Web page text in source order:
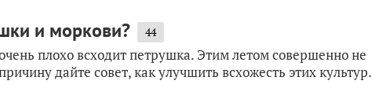
и моркови? 44
плохо всходит петрушка. Этим летом совершенно не
дайте совет, как улучшить всхожесть этих культур.